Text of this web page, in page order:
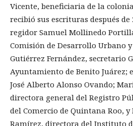
Vicente, beneficiaria de la
recibió sus escrituras después de
regidor Samuel Mollinedo
Comisión de Desarrollo Urbano
Gutiérrez Fernández, secretario
Ayuntamiento de Benito Juárez;
José Alberto Alonso Ovando;
directora general del Registro
del Comercio de Quintana Roo,
Ramírez, directora del Instituto